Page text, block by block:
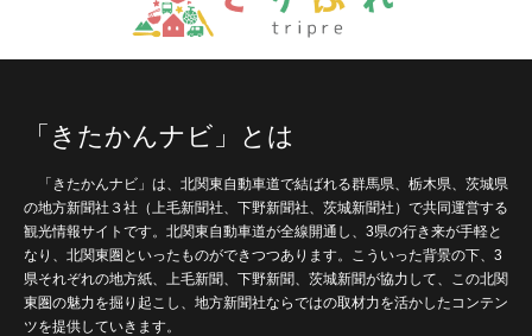
「きたかんナビ」とは
「きたかんナビ」は、北関東自動車道で結ばれる群馬県、栃木県、茨城県
の地方新聞社３社（上毛新聞社、下野新聞社、茨城新聞社）で共同運営する
観光情報サイトです。北関東自動車道が全線開通し、3県の行き来が手軽と
なり、北関東圏といったものができつつあります。こういった背景の下、3
県それぞれの地方紙、上毛新聞、下野新聞、茨城新聞が協力して、この北関
東圏の魅力を掘り起こし、地方新聞社ならではの取材力を活かしたコンテン
ツを提供していきます。